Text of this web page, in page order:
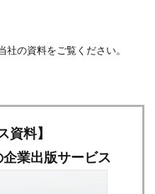
の資料をご覧ください。
資料】
業出版サービス